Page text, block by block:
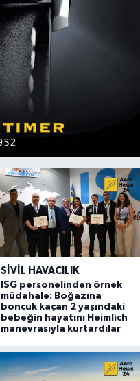
SIVIL HAVACILIK
ISG personelinden örnek
müdahale: Boğazına
boncuk kaçan 2 yaşındaki
bebeğin hayatını Heimlich
manevrasıyla kurtardılar